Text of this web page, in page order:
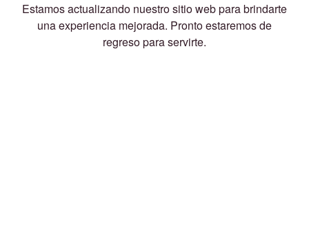
Estamos actualizando nuestro sitio web para brindarte
una experiencia mejorada. Pronto estaremos de
regreso para servirte.